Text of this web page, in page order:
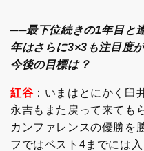
──最下位続きの1年目と
年はさらに3×3も注目度
今後の目標は？
紅谷 ：いまはとにかく臼
永吉もまた戻って来ても
カンファレンスの優勝を
フではベスト4までには入